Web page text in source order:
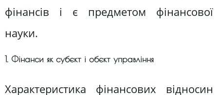
фінансів і є предметом фінансової
науки.
1. Фінанси як субєкт і обєкт управління
Характеристика фінансових відносин